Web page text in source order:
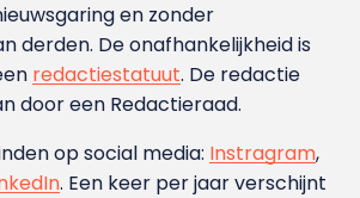
en zonder
derden. De onafhankelijkheid is
redactiestatuut. De redactie
door een Redactieraad.
op social media: Instragram,
. Een keer per jaar verschijnt